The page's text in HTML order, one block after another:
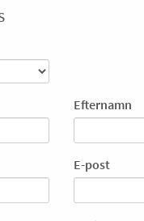
Efternamn
E-post